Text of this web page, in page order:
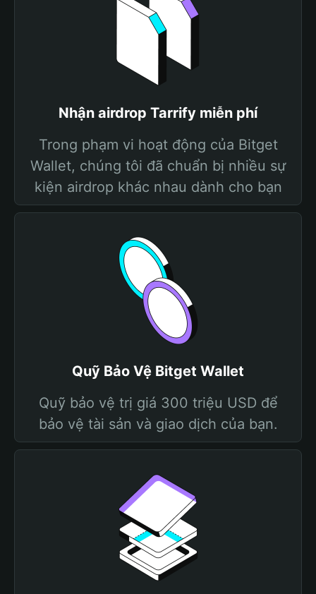
Nhận airdrop Tarrify miễn phí
Trong phạm vi hoạt động của Bitget
Wallet, chúng tôi đã chuẩn bị nhiều sự
kiện airdrop khác nhau dành cho bạn
Quỹ Bảo Vệ Bitget Wallet
Quỹ bảo vệ trị giá 300 triệu USD để
bảo vệ tài sản và giao dịch của bạn.